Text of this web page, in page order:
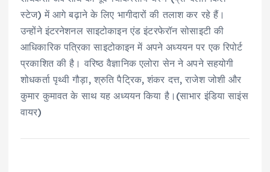
स्टेज) में आगे बढ़ाने के लिए भागीदारों की तलाश कर रहे हैं।
उन्होंने इंटरनेशनल साइटोकाइन एंड इंटरफेरॉन सोसाइटी की
आधिकारिक पत्रिका साइटोकाइन में अपने अध्ययन पर एक रिपोर्ट
प्रकाशित की है। वरिष्ठ वैज्ञानिक एलोरा सेन ने अपने सहयोगी
शोधकर्ता पृथ्वी गौड़ा, श्रुति पैट्रिक, शंकर दत्त, राजेश जोशी और
कुमार कुमावत के साथ यह अध्ययन किया है।(साभार इंडिया साइंस
वायर)